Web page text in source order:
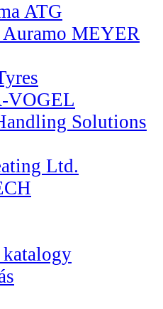
ATG
MEYER
VOGEL
Solutions
Ltd.